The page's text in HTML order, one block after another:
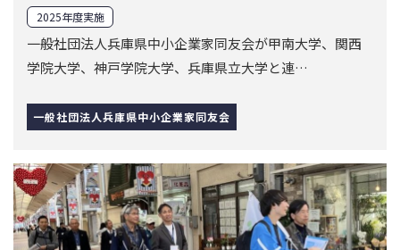
2024.12.03
第2回「SDGs交流ウォーキング」の開催（2024
年11月8日）